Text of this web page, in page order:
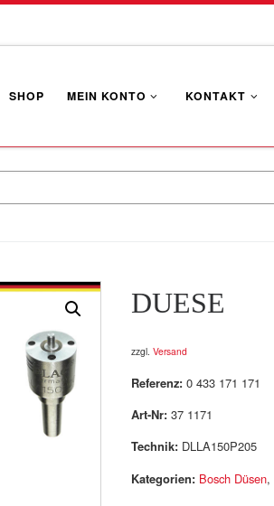
SHOP MEIN KONTO KONTAKT
DUESE
zzgl. Versand
Referenz: 0 433 171 171
Art-Nr: 37 1171
Technik: DLLA150P205
Kategorien: Bosch Düsen,